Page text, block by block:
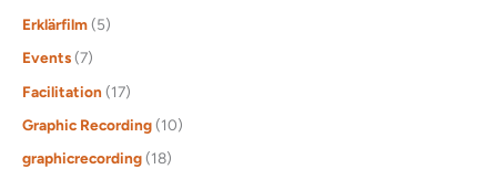
Erklärfilm(5)
Events(7)
Facilitation(17)
Graphic Recording(10)
graphicrecording(18)